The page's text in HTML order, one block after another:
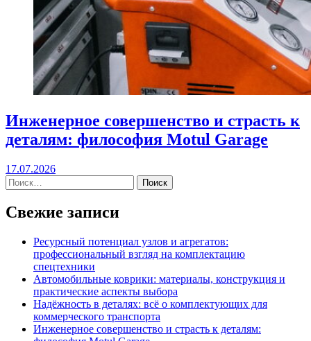
Инженерное совершенство и страсть к
деталям: философия Motul Garage
17.07.2026
Свежие записи
Ресурсный потенциал узлов и агрегатов:
профессиональный взгляд на комплектацию
спецтехники
Автомобильные коврики: материалы, конструкция и
практические аспекты выбора
Надёжность в деталях: всё о комплектующих для
коммерческого транспорта
Инженерное совершенство и страсть к деталям: